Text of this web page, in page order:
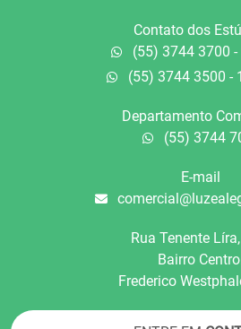
Contato dos
(55) 3744 3700 -
(55) 3744 3500 -
Departamento
(55) 3744
E-mail
Rua Tenente
Bairro
Frederico